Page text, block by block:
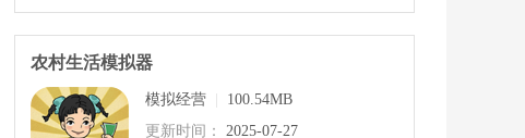
游玩体验。玩法简单有趣，玩家们只需要点击屏幕获取线索
农村生活模拟器
模拟经营
100.54MB
更新时间：
2025-07-27